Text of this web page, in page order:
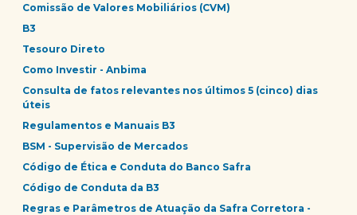
Comissão de Valores Mobiliários (CVM)
B3
Tesouro Direto
Como Investir - Anbima
Consulta de fatos relevantes nos últimos 5 (cinco) dias
úteis
Regulamentos e Manuais B3
BSM - Supervisão de Mercados
Código de Ética e Conduta do Banco Safra
Código de Conduta da B3
Regras e Parâmetros de Atuação da Safra Corretora -